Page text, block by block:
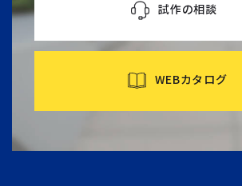
試作の相談
WEBカタログ